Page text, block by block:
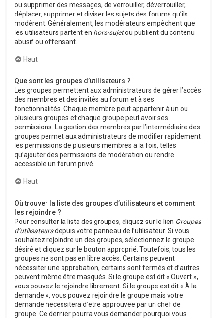
ou supprimer des messages, de verrouiller, déverrouiller,
déplacer, supprimer et diviser les sujets des forums qu’ils
modèrent. Généralement, les modérateurs empêchent que
les utilisateurs partent en hors-sujetou publient du contenu
abusif ou offensant.
Haut
Que sont les groupes d’utilisateurs ?
Les groupes permettent aux administrateurs de gérer l’accès
des membres et des invités au forum et à ses
fonctionnalités. Chaque membre peut appartenir à un ou
plusieurs groupes et chaque groupe peut avoir ses
permissions. La gestion des membres par l’intermédiaire des
groupes permet aux administrateurs de modifier rapidement
les permissions de plusieurs membres à la fois, telles
qu’ajouter des permissions de modération ou rendre
accessible un forum privé.
Haut
Où trouver la liste des groupes d’utilisateurs et comment
les rejoindre ?
Pour consulter la liste des groupes, cliquez sur le lien Groupes
d’utilisateursdepuis votre panneau de l’utilisateur. Si vous
souhaitez rejoindre un des groupes, sélectionnez le groupe
désiré et cliquez sur le bouton approprié. Toutefois, tous les
groupes ne sont pas en libre accès. Certains peuvent
nécessiter une approbation, certains sont fermés et d’autres
peuvent même être masqués. Si le groupe est dit « Ouvert »,
vous pouvez le rejoindre librement. Si le groupe est dit « À la
demande », vous pouvez rejoindre le groupe mais votre
demande nécessitera d’être approuvée par un chef de
groupe. Ce dernier pourra vous demander pourquoi vous